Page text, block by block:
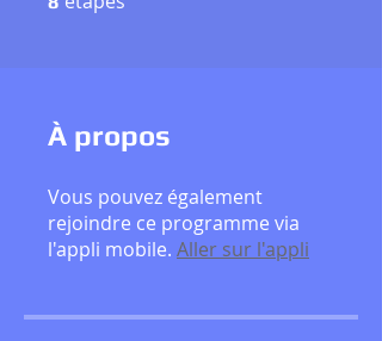
À propos
Vous pouvez également
rejoindre ce programme via
l'appli mobile. Aller sur l'appli